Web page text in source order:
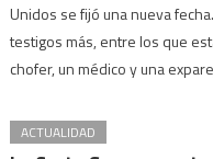
Unidos se fijó una nueva
testigos más, entre los que
chofer, un médico y una
ACTUALIDAD